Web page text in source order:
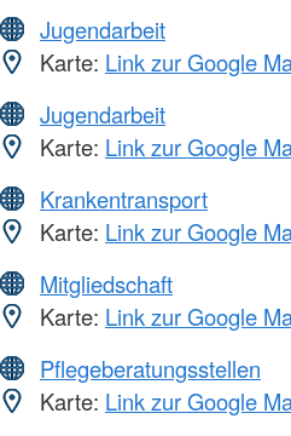
Jugendarbeit
Karte: Link zur Google
Jugendarbeit
Karte: Link zur Google
Krankentransport
Karte: Link zur Google
Mitgliedschaft
Karte: Link zur Google
Pflegeberatungsstellen
Karte: Link zur Google